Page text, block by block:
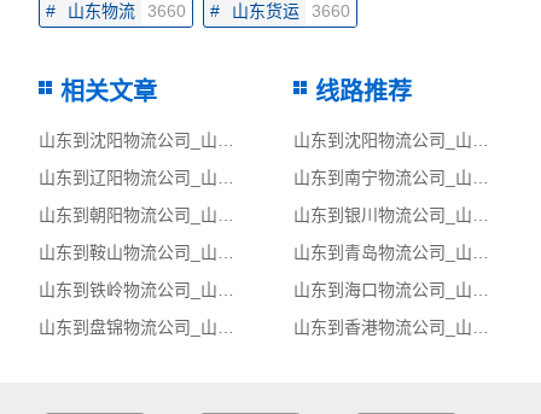
# 山东物流 3660 # 山东货运 3660
相关文章
山东到沈阳物流公司_山东至沈阳物流专线
山东到辽阳物流公司_山东至辽阳物流专线
山东到朝阳物流公司_山东至朝阳物流专线
山东到鞍山物流公司_山东至鞍山物流专线
山东到铁岭物流公司_山东至铁岭物流专线
山东到盘锦物流公司_山东至盘锦物流专线
线路推荐
山东到沈阳物流公司_山东至沈阳物流专线
山东到南宁物流公司_山东至南宁物流专线
山东到银川物流公司_山东至银川物流专线
山东到青岛物流公司_山东至青岛物流专线
山东到海口物流公司_山东至海口物流专线
山东到香港物流公司_山东至香港物流专线